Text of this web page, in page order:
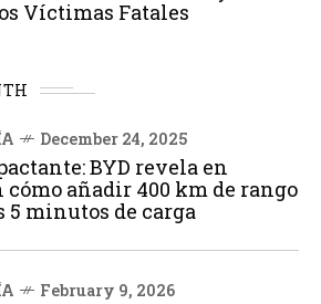
Víctimas Fatales
December 24, 2025
BYD revela en
cómo añadir 400 km de rango
5 minutos de carga
February 9, 2026